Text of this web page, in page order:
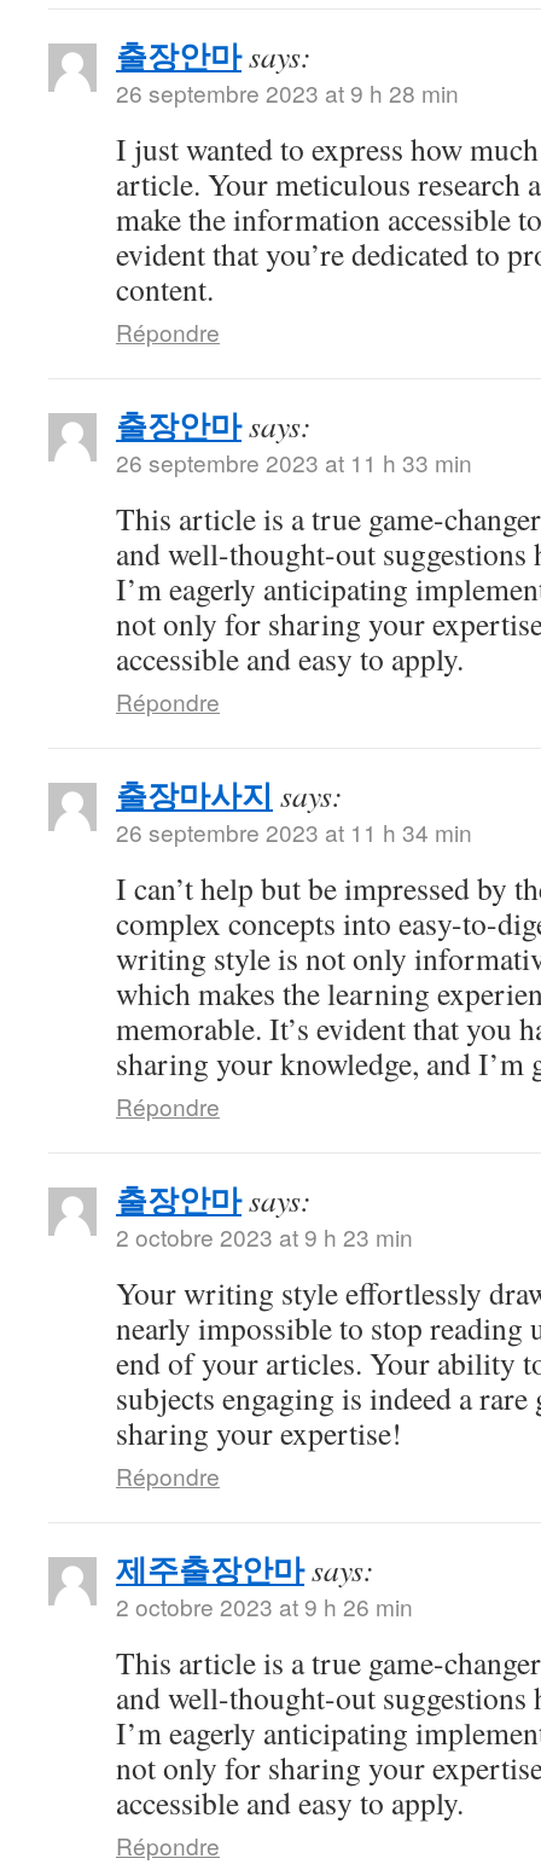
출장안마says:
26 septembre 2023 at 9 h 28 min
I just wanted to express how
article. Your meticulous research
make the information accessible
evident that you’re dedicated to
content.
Répondre
출장안마says:
26 septembre 2023 at 11 h 33 min
This article is a true game-
and well-thought-out
I’m eagerly anticipating
not only for sharing your
accessible and easy to apply.
Répondre
출장마사지 says:
26 septembre 2023 at 11 h 34 min
I can’t help but be impressed by
complex concepts into easy-to-
writing style is not only
which makes the learning
memorable. It’s evident that you
sharing your knowledge, and I’m
Répondre
출장안마says:
2 octobre 2023 at 9 h 23 min
Your writing style effortlessly
nearly impossible to stop reading
end of your articles. Your ability
subjects engaging is indeed a
sharing your expertise!
Répondre
제주출장안마says:
2 octobre 2023 at 9 h 26 min
This article is a true game-
and well-thought-out
I’m eagerly anticipating
not only for sharing your
accessible and easy to apply.
Répondre